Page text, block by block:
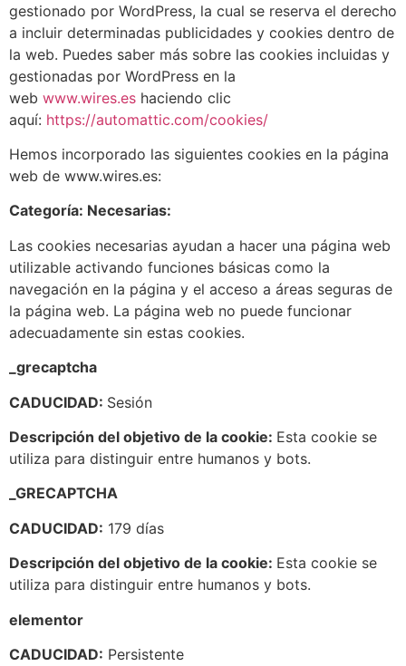
gestionado por WordPress, la cual se reserva el derecho
a incluir determinadas publicidades y cookies dentro de
la web. Puedes saber más sobre las cookies incluidas y
gestionadas por WordPress en la
web www.wires.es haciendo clic
aquí: https://automattic.com/cookies/
Hemos incorporado las siguientes cookies en la página
web de www.wires.es:
Categoría: Necesarias:
Las cookies necesarias ayudan a hacer una página web
utilizable activando funciones básicas como la
navegación en la página y el acceso a áreas seguras de
la página web. La página web no puede funcionar
adecuadamente sin estas cookies.
_grecaptcha
CADUCIDAD: Sesión
Descripción del objetivo de la cookie: Esta cookie se
utiliza para distinguir entre humanos y bots.
_GRECAPTCHA
CADUCIDAD: 179 días
Descripción del objetivo de la cookie: Esta cookie se
utiliza para distinguir entre humanos y bots.
elementor
CADUCIDAD: Persistente